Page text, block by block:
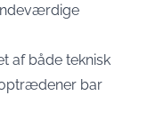
af både teknisk
bar